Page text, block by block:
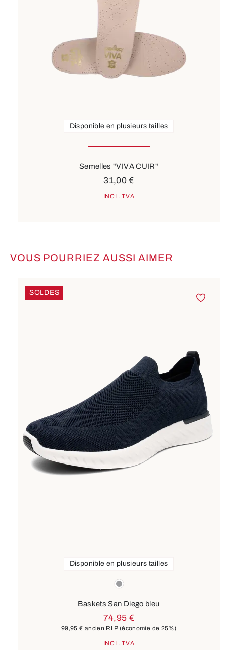
Disponible en plusieurs tailles
Semelles "VIVA CUIR"
31,00 €
INCL. TVA
Ignorer la galerie de produits
VOUS POURRIEZ AUSSI AIMER
SOLDES
gris
Disponible en plusieurs tailles
Baskets San Diego bleu
74,95 €
99,95 € ancien RLP (économie de 25%)
INCL. TVA